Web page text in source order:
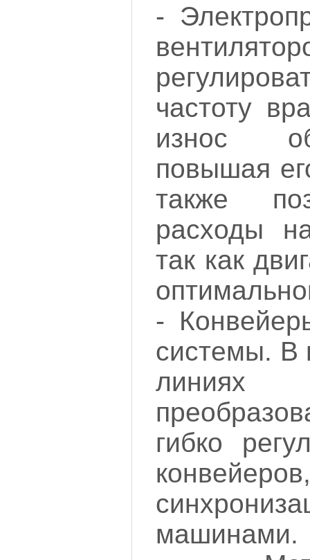
-
частоту
износ
повышая
также
расходы
так как
-
системы. В
гибко
машинами.